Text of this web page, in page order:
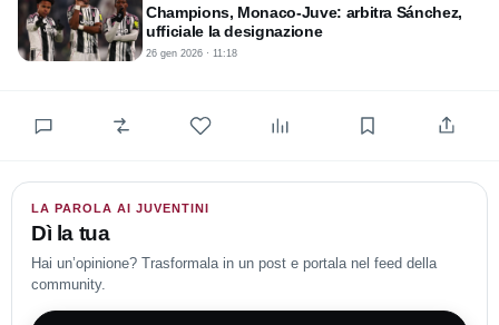
2025/2026.
chiamato a confermare il proprio status di arbitro "top" in un
Champions, Monaco-Juve: arbitra Sánchez,
ufficiale la designazione
26 gen 2026 · 11:18
LA PAROLA AI JUVENTINI
Dì la tua
Hai un’opinione? Trasformala in un post e portala nel feed della
community.